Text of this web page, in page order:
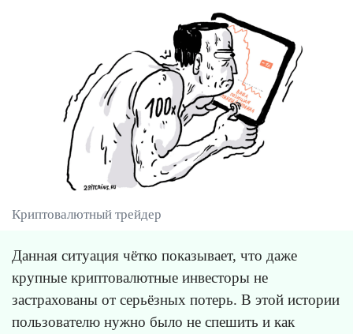
Криптовалютный трейдер
Данная ситуация чётко показывает, что даже
крупные криптовалютные инвесторы не
застрахованы от серьёзных потерь. В этой истории
пользователю нужно было не спешить и как